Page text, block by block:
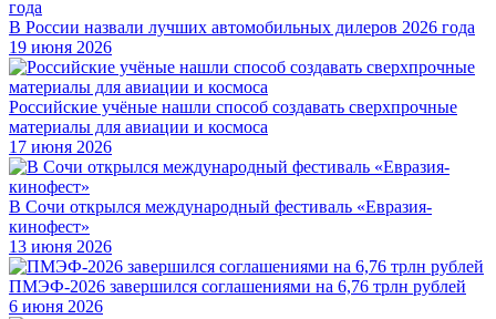
В России назвали лучших автомобильных дилеров 2026 года
19 июня 2026
Российские учёные нашли способ создавать сверхпрочные
материалы для авиации и космоса
17 июня 2026
В Сочи открылся международный фестиваль «Евразия-
кинофест»
13 июня 2026
ПМЭФ-2026 завершился соглашениями на 6,76 трлн рублей
6 июня 2026